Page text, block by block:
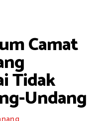
Camat
Tidak
Undang